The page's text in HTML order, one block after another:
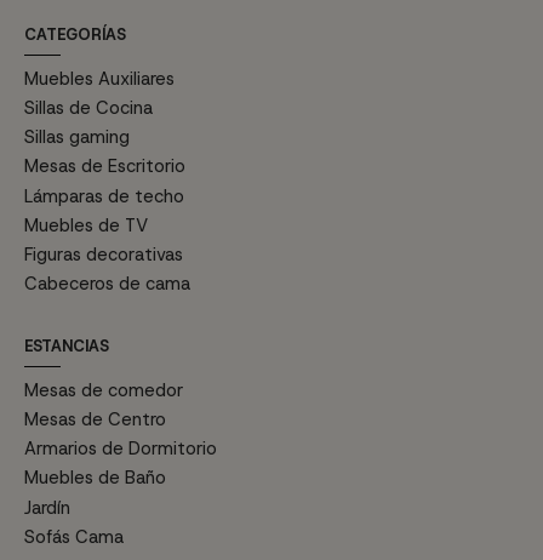
CATEGORÍAS
Muebles Auxiliares
Sillas de Cocina
Sillas gaming
Mesas de Escritorio
Lámparas de techo
Muebles de TV
Figuras decorativas
Cabeceros de cama
ESTANCIAS
Mesas de comedor
Mesas de Centro
Armarios de Dormitorio
Muebles de Baño
Jardín
Sofás Cama